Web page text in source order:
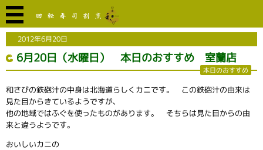
2012年6月20日
6月20日（水曜日） 本日のおすすめ 室蘭店
本日のおすすめ
和さびの鉄砲汁の中身は北海道らしくカニです。 この鉄砲汁の由来は
見た目からきているようですが、
他の地域ではふぐを使ったものがあります。 そちらは見た目からの由
来と違うようです。
おいしいカニの